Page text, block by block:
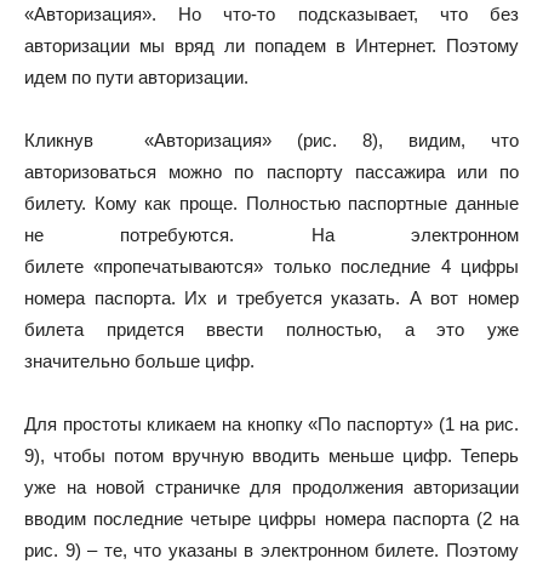
«Авторизация». Но что-то подсказывает, что без
авторизации мы вряд ли попадем в Интернет. Поэтому
идем по пути авторизации.
Кликнув «Авторизация» (рис. 8), видим, что
авторизоваться можно по паспорту пассажира или по
билету. Кому как проще. Полностью паспортные данные
не потребуются. На электронном
билете «пропечатываются» только последние 4 цифры
номера паспорта. Их и требуется указать. А вот номер
билета придется ввести полностью, а это уже
значительно больше цифр.
Для простоты кликаем на кнопку «По паспорту» (1 на рис.
9), чтобы потом вручную вводить меньше цифр. Теперь
уже на новой страничке для продолжения авторизации
вводим последние четыре цифры номера паспорта (2 на
рис. 9) – те, что указаны в электронном билете. Поэтому